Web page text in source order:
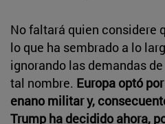
No faltará quien considere
lo que ha sembrado a lo
ignorando las demandas
tal nombre. Europa optó
enano militar y,
Trump ha decidido ahora,